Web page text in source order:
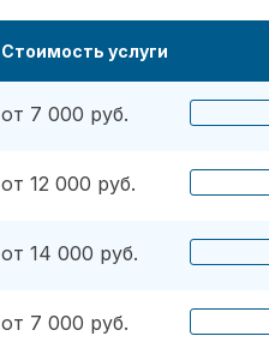
Стоимость услуги
от 7 000 руб.
от 12 000 руб.
от 14 000 руб.
от 7 000 руб.